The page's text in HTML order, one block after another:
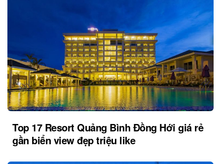
Top 17 Resort Quảng Bình Đồng Hới giá rẻ
gần biển view đẹp triệu like